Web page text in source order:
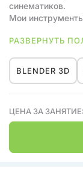
синематиков.
Мои
Engine
РАЗВЕРНУТЬ
BLENDER 3D
ЦЕНА ЗА ЗАНЯТИЕ: